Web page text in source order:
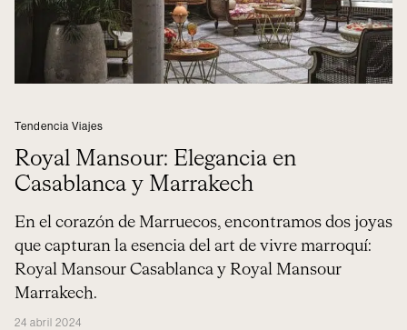
Tendencia Viajes
Royal Mansour: Elegancia en
Casablanca y Marrakech
En el corazón de Marruecos, encontramos dos joyas
que capturan la esencia del art de vivre marroquí:
Royal Mansour Casablanca y Royal Mansour
Marrakech.
24 abril 2024